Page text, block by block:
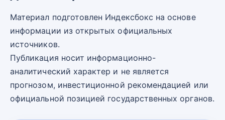
Материал подготовлен Индексбокс на основе
информации из открытых официальных
источников.
Публикация носит информационно-
аналитический характер и не является
прогнозом, инвестиционной рекомендацией или
официальной позицией государственных органов.